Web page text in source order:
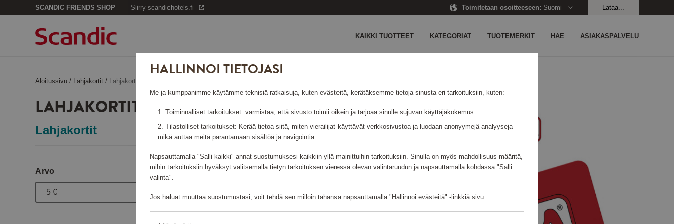
SCANDIC FRIENDS SHOP Siirry scandichotels.fi Toimitetaan osoitteeseen: Suomi Lataa...
KAIKKI TUOTTEET KATEGORIAT TUOTEMERKIT HAE ASIAKASPALVELU
Aloitussivu / Lahjakortit / Lahjakortit Jula
LAHJAKORTIT JULA
Lahjakortit
Arvo
5 €
HALLINNOI TIETOJASI
Me ja kumppanimme käytämme teknisiä ratkaisuja, kuten evästeitä, kerätäksemme tietoja sinusta eri tarkoituksiin, kuten:
Toiminnalliset tarkoitukset: varmistaa, että sivusto toimii oikein ja tarjoaa sinulle sujuvan käyttäjäkokemus.
Tilastolliset tarkoitukset: Kerää tietoa siitä, miten vierailijat käyttävät verkkosivustoa ja luodaan anonyymejä analyyseja
mikä auttaa meitä parantamaan sisältöä ja navigointia.
Napsauttamalla "Salli kaikki" annat suostumuksesi kaikkiin yllä mainittuihin tarkoituksiin. Sinulla on myös mahdollisuus määritä,
mihin tarkoituksiin hyväksyt valitsemalla tietyn tarkoituksen vieressä olevan valintaruudun ja napsauttamalla kohdassa "Salli
valinta".
Jos haluat muuttaa suostumustasi, voit tehdä sen milloin tahansa napsauttamalla "Hallinnoi evästeitä" -linkkiä sivu.